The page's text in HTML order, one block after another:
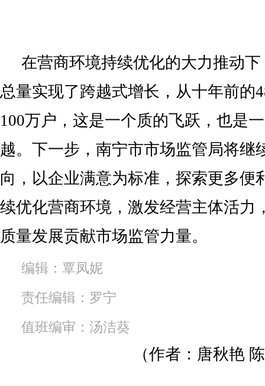
在营商环境持续优化的大力推动
总量实现了跨越式增长，从十年前的
100万户，这是一个质的飞跃，也是
越。下一步，南宁市市场监管局将继
向，以企业满意为标准，探索更多便
续优化营商环境，激发经营主体活力
质量发展贡献市场监管力量。
编辑：覃凤妮
责任编辑：罗宁
值班编审：汤洁葵
（作者：唐秋艳